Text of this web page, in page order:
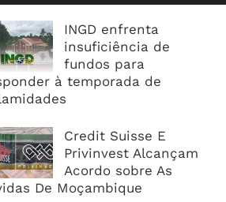
INGD enfrenta
insuficiência de
fundos para
à temporada de
Credit Suisse E
Privinvest Alcançam
Acordo sobre As
De Moçambique
Moçambicana Procura
em 2026, Mas Crédito,
Agrícolas Entram Numa
Fase de Risco Após Meses de
Confortável